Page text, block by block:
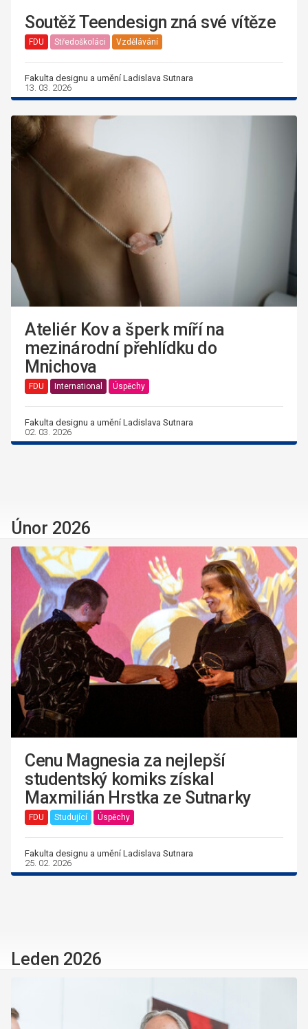
Soutěž Teendesign zná své vítěze
FDU Středoškoláci Vzdělávání
Fakulta designu a umění Ladislava Sutnara
13. 03. 2026
Ateliér Kov a šperk míří na
mezinárodní přehlídku do
Mnichova
FDU International Úspěchy
Fakulta designu a umění Ladislava Sutnara
02. 03. 2026
Únor 2026
Cenu Magnesia za nejlepší
studentský komiks získal
Maxmilián Hrstka ze Sutnarky
FDU Studující Úspěchy
Fakulta designu a umění Ladislava Sutnara
25. 02. 2026
Leden 2026